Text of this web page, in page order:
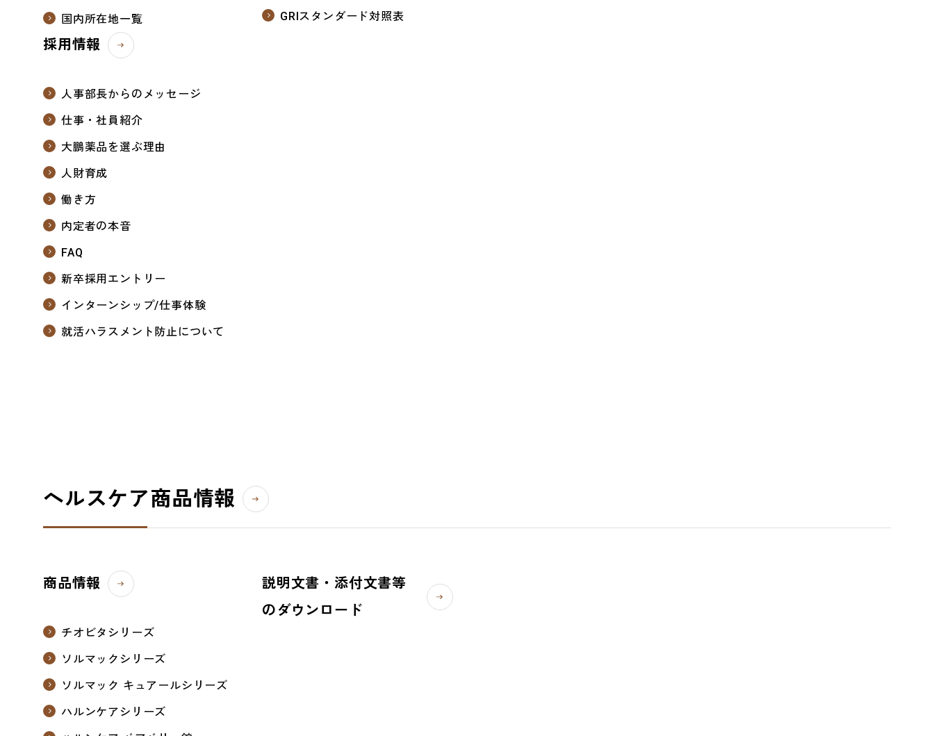
国内所在地一覧
GRIスタンダード対照表
採用情報
人事部長からのメッセージ
仕事・社員紹介
大鵬薬品を選ぶ理由
人財育成
働き方
内定者の本音
FAQ
新卒採用エントリー
インターンシップ/仕事体験
就活ハラスメント防止について
ヘルスケア商品情報
商品情報
チオビタシリーズ
ソルマックシリーズ
ソルマック キュアールシリーズ
ハルンケアシリーズ
説明文書・添付文書等
のダウンロード